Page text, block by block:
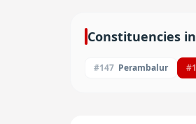
Constituencies in
#147 Perambalur #